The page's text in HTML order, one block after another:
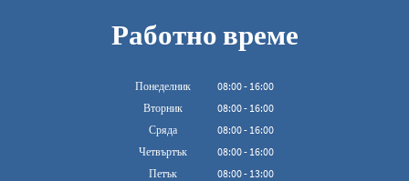
Работно време
Понеделник 08:00- 16:00
От 08:00 до 16:00
Вторник 08:00- 16:00
От 08:00 до 16:00
Сряда 08:00- 16:00
От 08:00 до 16:00
Четвъртък 08:00- 16:00
От 08:00 до 16:00
Петък 08:00- 13:00